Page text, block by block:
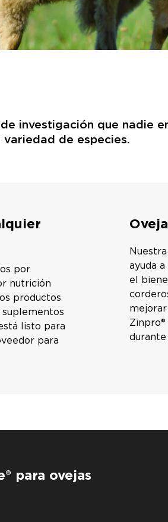
investigación que nadie
de especies.
por
nutrición
productos
listo para
para
ayuda
el
durante
para ovejas